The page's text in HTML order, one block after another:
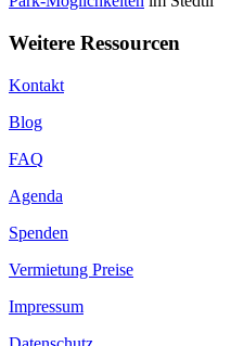
Weitere Ressourcen
Kontakt
Blog
FAQ
Agenda
Spenden
Vermietung Preise
Impressum